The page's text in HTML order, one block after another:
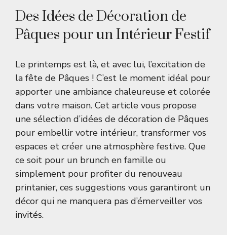
Des Idées de Décoration de
Pâques pour un Intérieur Festif
Le printemps est là, et avec lui, l’excitation de
la fête de Pâques ! C’est le moment idéal pour
apporter une ambiance chaleureuse et colorée
dans votre maison. Cet article vous propose
une sélection d’idées de décoration de Pâques
pour embellir votre intérieur, transformer vos
espaces et créer une atmosphère festive. Que
ce soit pour un brunch en famille ou
simplement pour profiter du renouveau
printanier, ces suggestions vous garantiront un
décor qui ne manquera pas d’émerveiller vos
invités.